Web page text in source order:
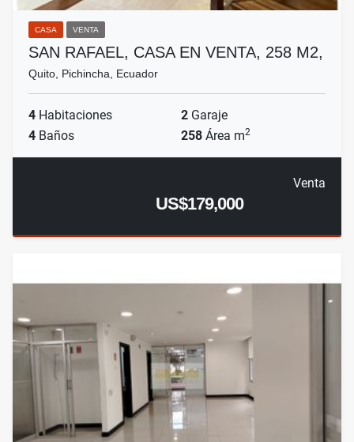
CASA VENTA
SAN RAFAEL, CASA EN VENTA, 258 M2,
Quito, Pichincha, Ecuador
4 Habitaciones 2 Garaje
4 Baños 258 Área m2
Venta
US$179,000